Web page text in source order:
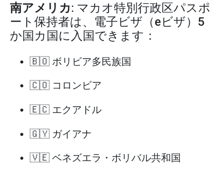
南アメリカ: マカオ特別行政区パスポ
ート保持者は、電子ビザ（eビザ）5
か国カ国に入国できます：
🇧🇴 ボリビア多民族国
🇨🇴 コロンビア
🇪🇨 エクアドル
🇬🇾 ガイアナ
🇻🇪 ベネズエラ・ボリバル共和国